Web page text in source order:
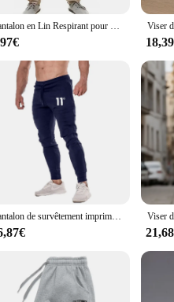
optimal airflow, keeping you cool
for your daily essentials. The
wholesale availability and
set or individual pieces, these
the perfect addition to any active
Pantalon en Lin Respirant pour Homme, Jogging, Fitness, Streetwear, Été
Pantalon de survêtement imprimé pour hommes et femmes, pantalon de course, jogging, sport, décontracté, fjFitness, salle de sport, respirant, automne, hiver, nouveau, 2023